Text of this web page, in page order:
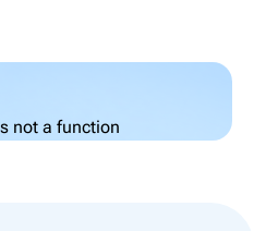
not a function